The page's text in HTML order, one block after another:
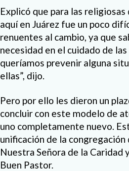
Explicó que para las
aquí en Juárez fue un poco
renuentes al cambio, ya que
necesidad en el cuidado de
queríamos prevenir alguna
ellas”, dijo.
Pero por ello les dieron un
concluir con este modelo de
uno completamente nuevo.
unificación de la congregación
Nuestra Señora de la Caridad
Buen Pastor.